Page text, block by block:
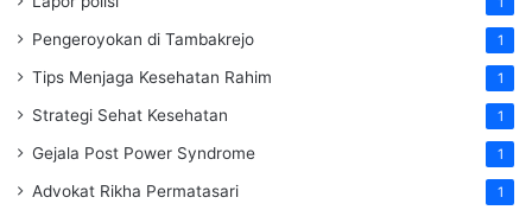
Pengeroyokan di Tambakrejo 1
Tips Menjaga Kesehatan Rahim 1
Strategi Sehat Kesehatan 1
Gejala Post Power Syndrome 1
Advokat Rikha Permatasari 1